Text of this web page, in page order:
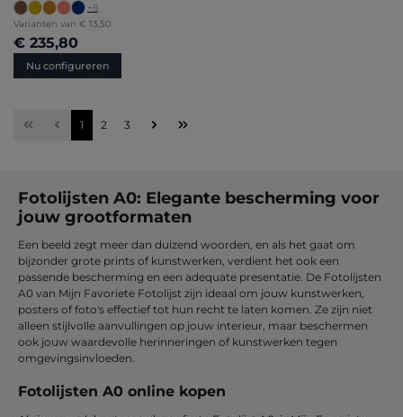
+8
Varianten van € 13,50
€ 235,80
Nu configureren
Pagina
1 Pagina
2 Pagina
3
Fotolijsten A0: Elegante bescherming voor
jouw grootformaten
Een beeld zegt meer dan duizend woorden, en als het gaat om
bijzonder grote prints of kunstwerken, verdient het ook een
passende bescherming en een adequate presentatie. De Fotolijsten
A0 van Mijn Favoriete Fotolijst zijn ideaal om jouw kunstwerken,
posters of foto's effectief tot hun recht te laten komen. Ze zijn niet
alleen stijlvolle aanvullingen op jouw interieur, maar beschermen
ook jouw waardevolle herinneringen of kunstwerken tegen
omgevingsinvloeden.
Fotolijsten A0 online kopen